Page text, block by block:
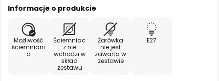
Informacje o produkcie
Możliwość
ściemniani
a
Ściemniac
z nie
wchodzi w
skład
zestawu
Żarówka
nie jest
zawarta w
zestawie
E27